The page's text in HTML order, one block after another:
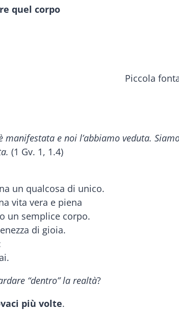
quel corpo
manifestata e noi l’abbiamo veduta.
(1 Gv. 1, 1.4)
un qualcosa di unico.
vita vera e piena
un semplice corpo.
di gioia.
“dentro” la realtà?
più volte.